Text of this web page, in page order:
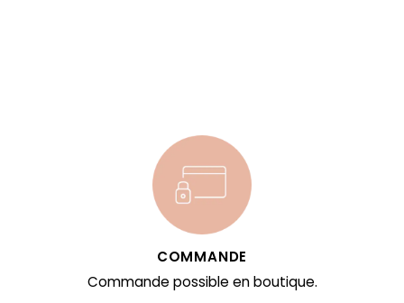
COMMANDE
Commande possible en boutique.